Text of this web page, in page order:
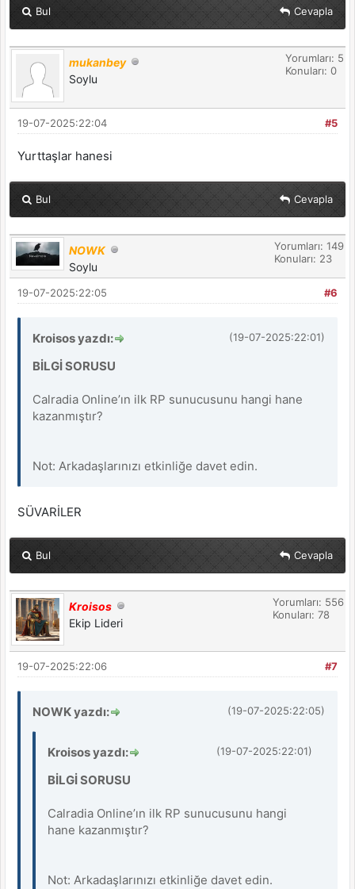
Bul Cevapla
mukanbey
Soylu
Yorumları: 5
Konuları: 0
#5
19-07-2025:22:04
Yurttaşlar hanesi
Bul Cevapla
NOWK
Soylu
Yorumları: 149
Konuları: 23
#6
19-07-2025:22:05
(19-07-2025:22:01)
Kroisos yazdı:
BİLGİ SORUSU
Calradia Online’ın ilk RP sunucusunu hangi hane
kazanmıştır?
Not: Arkadaşlarınızı etkinliğe davet edin.
SÜVARİLER
Bul Cevapla
Kroisos
Ekip Lideri
Yorumları: 556
Konuları: 78
#7
19-07-2025:22:06
(19-07-2025:22:05)
NOWK yazdı:
(19-07-2025:22:01)
Kroisos yazdı:
BİLGİ SORUSU
Calradia Online’ın ilk RP sunucusunu hangi
hane kazanmıştır?
Not: Arkadaşlarınızı etkinliğe davet edin.